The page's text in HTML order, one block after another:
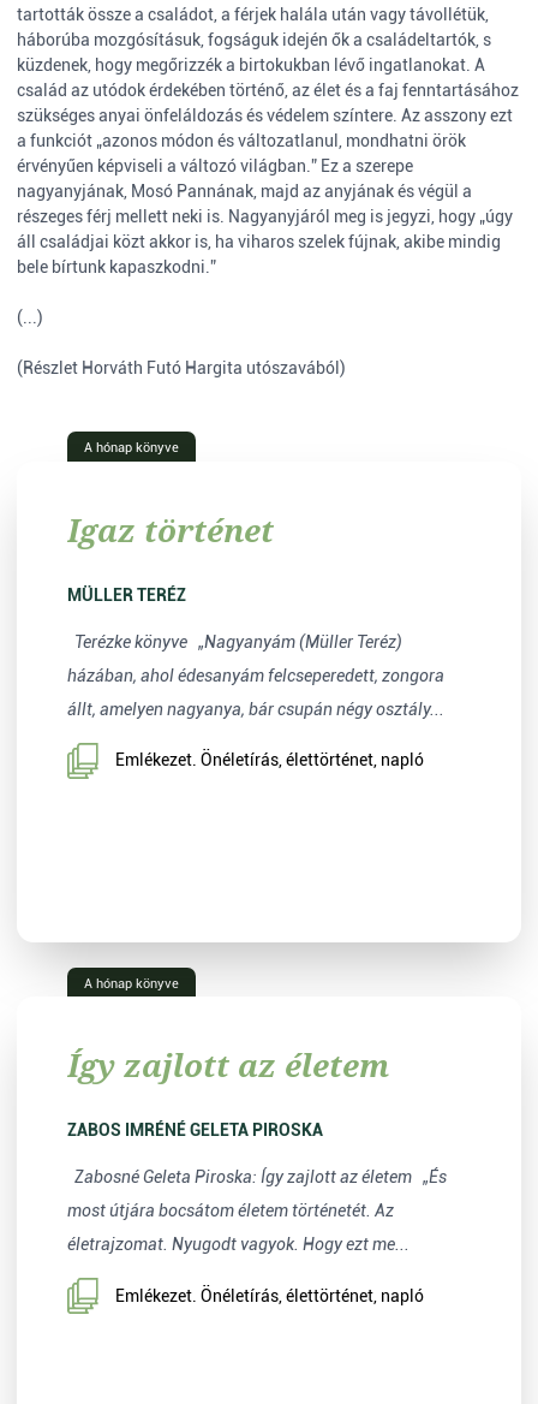
tartották össze a családot, a férjek halála után vagy távollétük,
háborúba mozgósításuk, fogságuk idején ők a családeltartók, s
küzdenek, hogy megőrizzék a birtokukban lévő ingatlanokat. A
család az utódok érdekében történő, az élet és a faj fenntartásához
szükséges anyai önfeláldozás és védelem színtere. Az asszony ezt
a funkciót „azonos módon és változatlanul, mondhatni örök
érvényűen képviseli a változó világban.” Ez a szerepe
nagyanyjának, Mosó Pannának, majd az anyjának és végül a
részeges férj mellett neki is. Nagyanyjáról meg is jegyzi, hogy „úgy
áll családjai közt akkor is, ha viharos szelek fújnak, akibe mindig
bele bírtunk kapaszkodni.”
(...)
(Részlet Horváth Futó Hargita utószavából)
A hónap könyve
Igaz történet
MÜLLER TERÉZ
házában, ahol édesanyám felcseperedett, zongora
állt, amelyen nagyanya, bár csupán négy osztály...
Emlékezet. Önéletírás, élettörténet, napló
A hónap könyve
Így zajlott az életem
ZABOS IMRÉNÉ GELETA PIROSKA
most útjára bocsátom életem történetét. Az
életrajzomat. Nyugodt vagyok. Hogy ezt me...
Emlékezet. Önéletírás, élettörténet, napló